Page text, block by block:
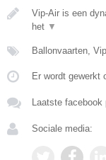
Vip-Air is een
het ▼
Ballonvaarten,
Er wordt gewerkt
Laatste facebook
Sociale media: